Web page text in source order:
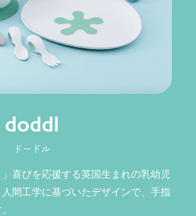
doddl
ドードル
」喜びを応援する英国生まれの乳幼児
間工学に基づいたデザインで、手指